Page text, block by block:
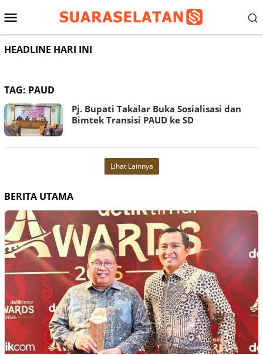
ke
Menu
Mobile
HEADLINE HARI INI
TAG: PAUD
Pj. Bupati Takalar Buka Sosialisasi dan
Bimtek Transisi PAUD ke SD
Lihat Lainnya
BERITA UTAMA